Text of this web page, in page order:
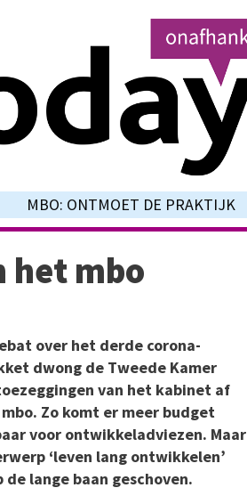
MBO: ONTMOET DE PRAKTIJK
het mbo
over het derde corona-
dwong de Tweede Kamer
van het kabinet af
Zo komt er meer budget
voor ontwikkeladviezen. Maar
‘leven lang ontwikkelen’
lange baan geschoven.